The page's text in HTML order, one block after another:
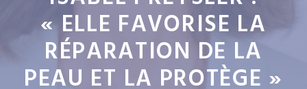
« ELLE FAVORISE LA
RÉPARATION DE LA
PEAU ET LA PROTÈGE »